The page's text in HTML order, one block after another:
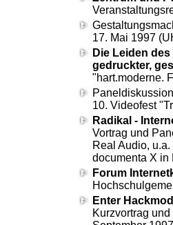
17. Mai 1997
Die Leiden
gedruckter,
"hart.moderne.
10. Videofest
Radikal -
Vortrag und
Real Audio,
documenta X in
Forum
Enter
Kurzvortrag